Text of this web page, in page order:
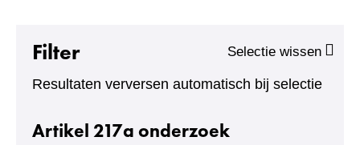
e
Filter
Resultaten verversen automatisch bij selectie
Facetten
Selectie wissen
Artikel 217a onderzoek